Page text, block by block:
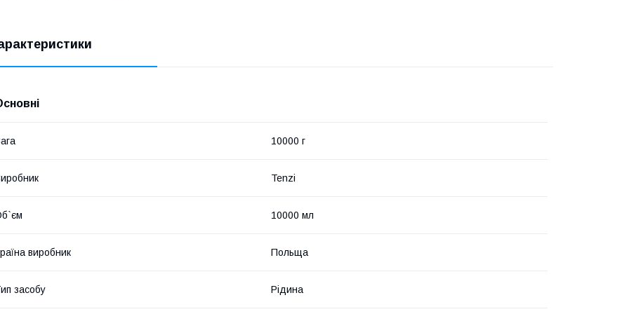
10000 г
Tenzi
10000 мл
виробник Польща
засобу Рідина